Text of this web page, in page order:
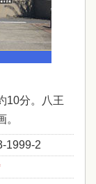
10分。八王
1999-2